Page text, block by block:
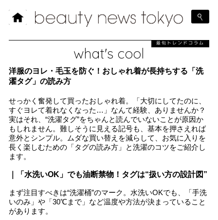
what's cool
最旬トレンドコラム
洋服のヨレ・毛玉を防ぐ！おしゃれ着が長持ちする「洗
濯タグ」の読み方
せっかく奮発して買ったおしゃれ着。「大切にしてたのに、
すぐヨレて着れなくなった…」なんて経験、ありませんか？
実はそれ、“洗濯タグ”をちゃんと読んでいないことが原因か
もしれません。難しそうに見える記号も、基本を押さえれば
意外とシンプル。ムダな買い替えを減らして、お気に入りを
長く楽しむための「タグの読み方」と洗濯のコツをご紹介し
ます。
｜「水洗いOK」でも油断禁物！タグは“扱い方の設計図”
まず注目すべきは“洗濯桶”のマーク。水洗いOKでも、「手洗
いのみ」や「30℃まで」など温度や方法が決まっていること
があります。